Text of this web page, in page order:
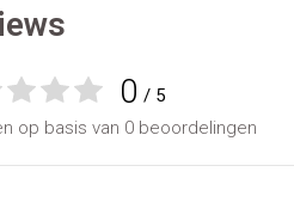
0 / 5
op basis van 0 beoordelingen